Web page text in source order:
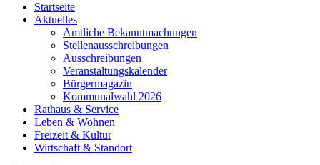
Startseite
Aktuelles
Amtliche Bekanntmachungen
Stellenausschreibungen
Ausschreibungen
Veranstaltungskalender
Bürgermagazin
Kommunalwahl 2026
Rathaus & Service
Leben & Wohnen
Freizeit & Kultur
Wirtschaft & Standort